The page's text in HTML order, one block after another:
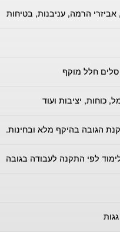
אביזרי הרמה, עניבנות, בטיחות
חלל מוקף
כוחות, יציבות ועוד
הגובה בהיקף מלא ובחינות.
לפי התקנה לעבודה בגובה